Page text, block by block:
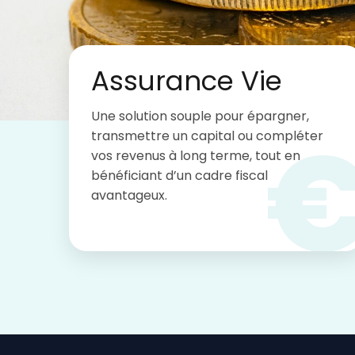
Assurance Vie
Une solution souple pour épargner,
transmettre un capital ou compléter
vos revenus à long terme, tout en
bénéficiant d’un cadre fiscal
avantageux.